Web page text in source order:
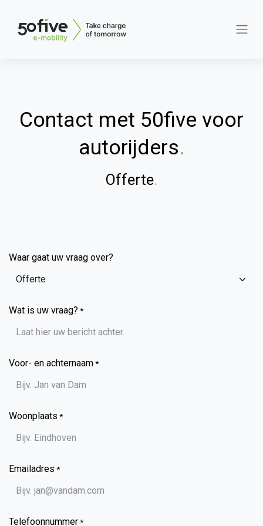
Contact met 50five voor
autorijders.
Offerte.
Waar gaat uw vraag over?
Wat is uw vraag? *
Voor- en achternaam*
Woonplaats *
Emailadres *
Telefoonnummer*